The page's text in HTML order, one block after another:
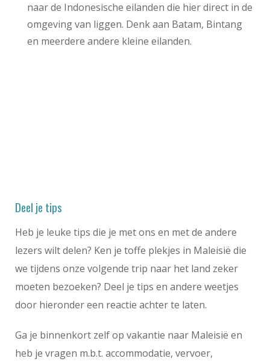
naar de Indonesische eilanden die hier direct in de
omgeving van liggen. Denk aan Batam, Bintang
en meerdere andere kleine eilanden.
Deel je tips
Heb je leuke tips die je met ons en met de andere
lezers wilt delen? Ken je toffe plekjes in Maleisië die
we tijdens onze volgende trip naar het land zeker
moeten bezoeken? Deel je tips en andere weetjes
door hieronder een reactie achter te laten.
Ga je binnenkort zelf op vakantie naar Maleisië en
heb je vragen m.b.t. accommodatie, vervoer,